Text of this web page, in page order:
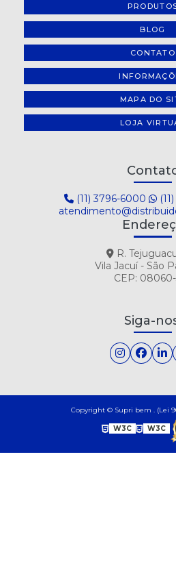
BLOG
CONTATO
MAPA DO
LOJA
(11) 3796-6000
R.
Vila Jacuí - São
CEP:
Siga-
Copyright © Supri bem . (Lei
W3C W3C